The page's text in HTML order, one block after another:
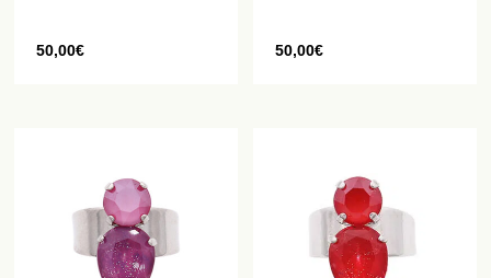
50,00€ 50,00€